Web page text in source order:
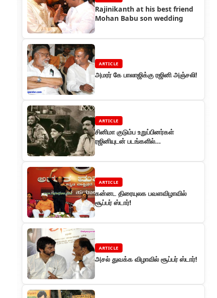
Rajinikanth at his best friend
Mohan Babu son wedding
ARTICLE
அமரர் கே பாலாஜிக்கு ரஜினி அஞ்சலி!
ARTICLE
சினிமா குடும்ப உறுப்பினர்கள்
ரஜினியுடன் படங்களில்
ARTICLE
கன்னட திரையுலக பவளவிழாவில்
சூப்பர் ஸ்டார்!
ARTICLE
அசல் துவக்க விழாவில் சூப்பர் ஸ்டார்!